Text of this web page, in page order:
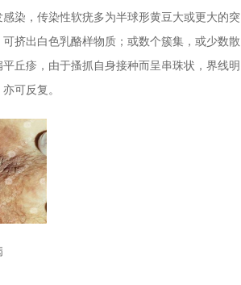
染，传染性软疣多为半球形黄豆大或更大的突
挤出白色乳酪样物质；或数个簇集，或少数散
丘疹，由于搔抓自身接种而呈串珠状，界线明
可反复。